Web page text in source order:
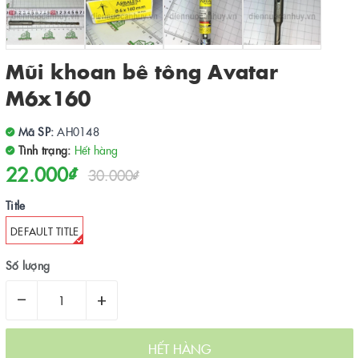
Mũi khoan bê tông Avatar
M6x160
Mã SP: AH0148
Tình trạng: Hết hàng
22.000₫ 30.000₫
Title
DEFAULT TITLE
Số lượng
– +
HẾT HÀNG